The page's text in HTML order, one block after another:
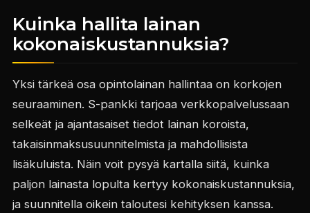
Kuinka hallita lainan
kokonaiskustannuksia?
Yksi tärkeä osa opintolainan hallintaa on korkojen
seuraaminen. S-pankki tarjoaa verkkopalvelussaan
selkeät ja ajantasaiset tiedot lainan koroista,
takaisinmaksusuunnitelmista ja mahdollisista
lisäkuluista. Näin voit pysyä kartalla siitä, kuinka
paljon lainasta lopulta kertyy kokonaiskustannuksia,
ja suunnitella oikein taloutesi kehityksen kanssa.